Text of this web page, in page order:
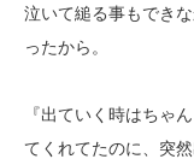
泣いて縋る事もでき
ったから。
『出ていく時はちゃ
てくれてたのに、突